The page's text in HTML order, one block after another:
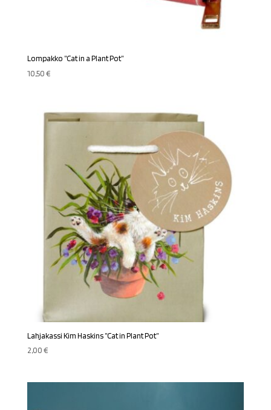
Lompakko ”Cat in a Plant Pot”
10,50€
Lahjakassi Kim Haskins ”Cat in Plant Pot”
2,00€